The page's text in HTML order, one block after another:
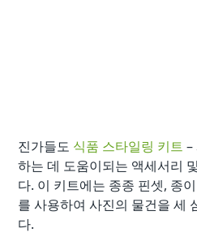
진가들도 식품 스타일링 키트 –
하는 데 도움이되는 액세서리
다. 이 키트에는 종종 핀셋, 종
를 사용하여 사진의 물건을 세
다.